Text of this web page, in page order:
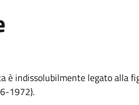
è indissolubilmente legato alla
1972).